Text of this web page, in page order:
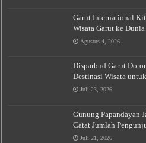
Garut International
Wisata Garut ke Dunia
Agustus 4, 2026
Disparbud Garut
Destinasi Wisata
Juli 23, 2026
Gunung Papandayan
Catat Jumlah
Juli 21, 2026